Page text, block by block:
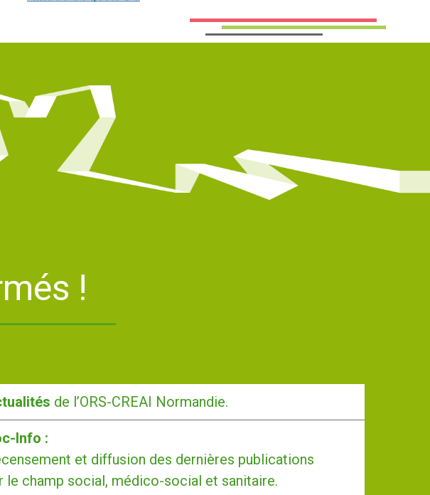
!
de l’ORS-CREAI Normandie.
Info :
et diffusion des dernières publications
le champ social, médico-social et sanitaire.